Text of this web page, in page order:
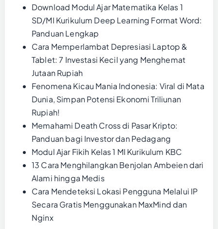
Download Modul Ajar Matematika Kelas 1
SD/MI Kurikulum Deep Learning Format Word:
Panduan Lengkap
Cara Memperlambat Depresiasi Laptop &
Tablet: 7 Investasi Kecil yang Menghemat
Jutaan Rupiah
Fenomena Kicau Mania Indonesia: Viral di Mata
Dunia, Simpan Potensi Ekonomi Triliunan
Rupiah!
Memahami Death Cross di Pasar Kripto:
Panduan bagi Investor dan Pedagang
Modul Ajar Fikih Kelas 1 MI Kurikulum KBC
13 Cara Menghilangkan Benjolan Ambeien dari
Alami hingga Medis
Cara Mendeteksi Lokasi Pengguna Melalui IP
Secara Gratis Menggunakan MaxMind dan
Nginx